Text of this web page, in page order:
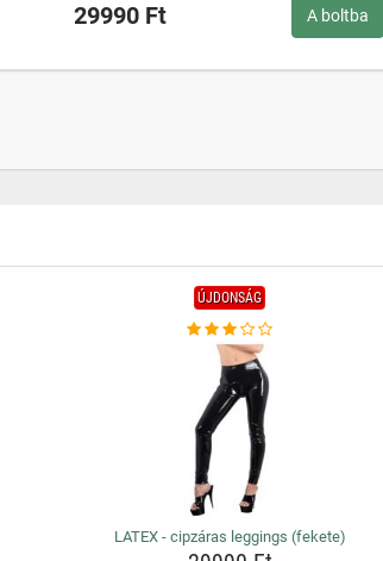
29990 Ft A boltba
ÚJDONSÁG
LATEX - cipzáras leggings (fekete)